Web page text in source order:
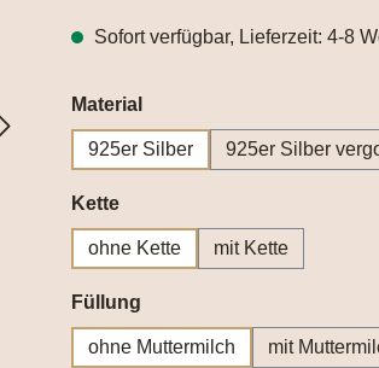
Sofort verfügbar, Lieferzeit: 4-8
Materialauswählen
925er Silber 925er Silber
Ketteauswählen
ohne Kette mit Kette
Füllung
ohne Muttermilch mit